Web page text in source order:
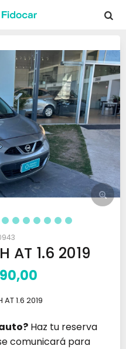
AT 1.6 2019
AT 1.6 2019
Haz tu reserva
comunicará para